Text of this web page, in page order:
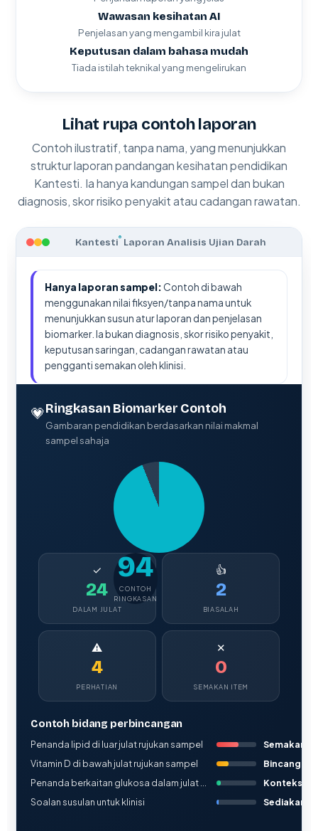
Wawasan kesihatan AI
Penjelasan yang mengambil kira julat
Keputusan dalam bahasa mudah
Tiada istilah teknikal yang mengelirukan
Lihat rupa contoh laporan
Contoh ilustratif, tanpa nama, yang menunjukkan
struktur laporan pandangan kesihatan pendidikan
Kantesti. Ia hanya kandungan sampel dan bukan
diagnosis, skor risiko penyakit atau cadangan rawatan.
Kantesti® Laporan Analisis Ujian Darah
Hanya laporan sampel:Contoh di bawah
menggunakan nilai fiksyen/tanpa nama untuk
menunjukkan susun atur laporan dan penjelasan
biomarker. Ia bukan diagnosis, skor risiko penyakit,
keputusan saringan, cadangan rawatan atau
pengganti semakan oleh klinisi.
💗Ringkasan Biomarker Contoh
Gambaran pendidikan berdasarkan nilai makmal
sampel sahaja
94
CONTOH
RINGKASAN
✓
24
DALAM JULAT
👍
2
BIASALAH
⚠
4
PERHATIAN
✕
0
SEMAKAN ITEM
Contoh bidang perbincangan
Penanda lipid di luar julat rujukan sampel
Semakan
Vitamin D di bawah julat rujukan sampel
Bincangkan
Penanda berkaitan glukosa dalam julat sampel
Konteks
Soalan susulan untuk klinisi
Sediakan